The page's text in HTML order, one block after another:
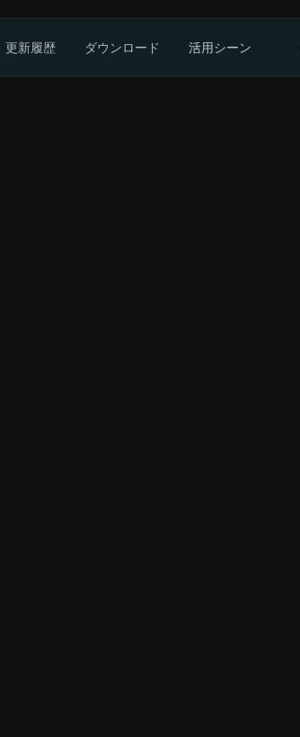
更新履歴 ダウンロード 活用シーン